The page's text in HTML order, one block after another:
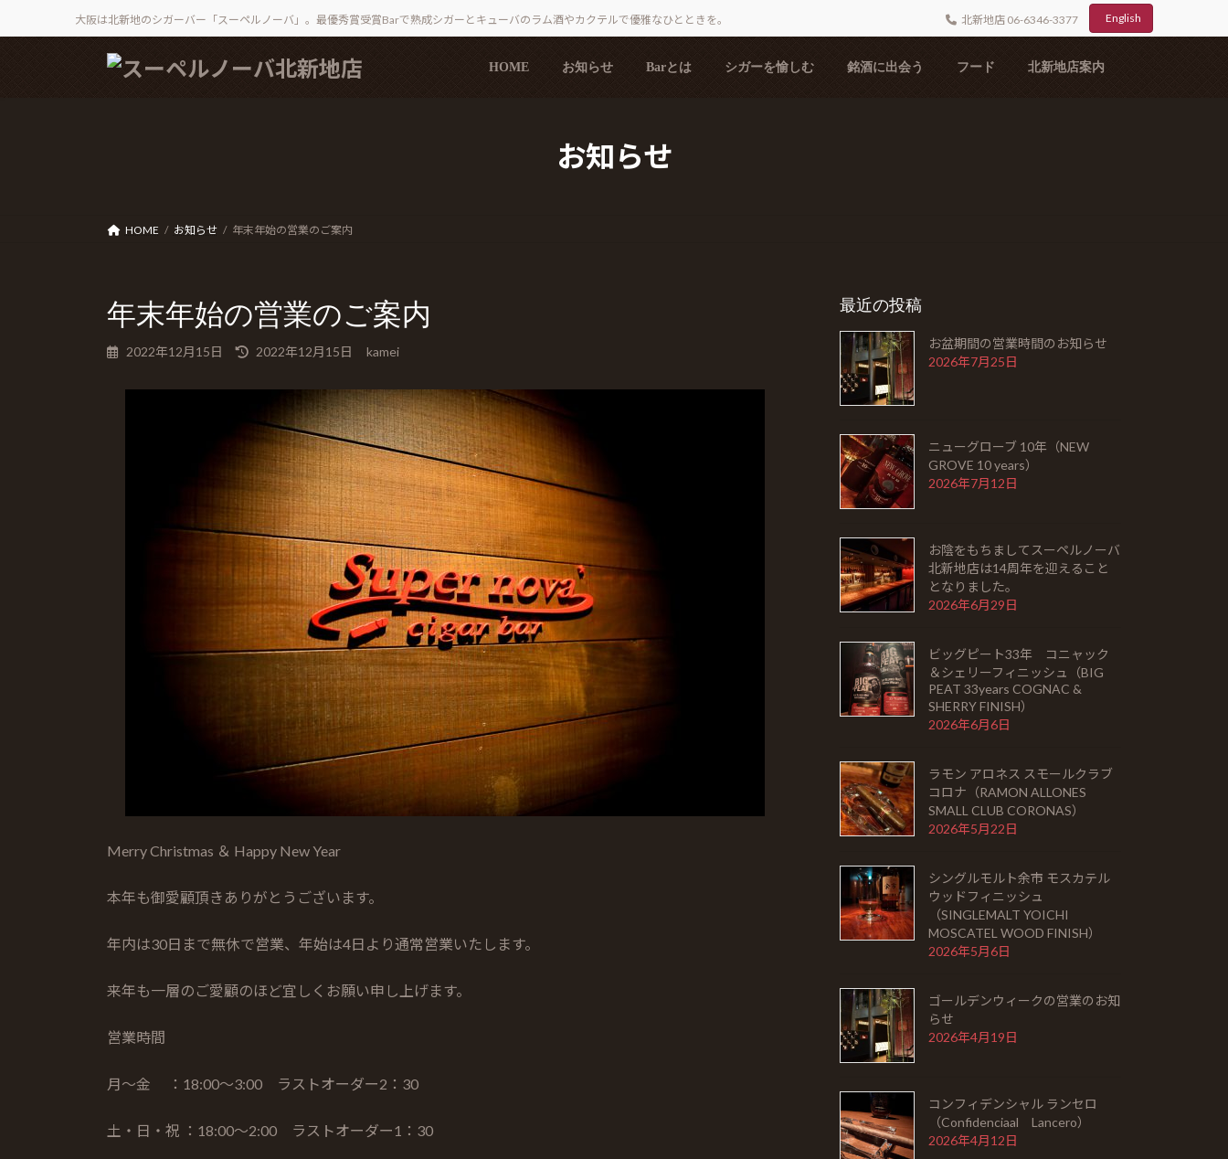
大阪は北新地のシガーバー「スーペルノーバ」。最優秀賞受賞Barで熟成シガーとキューバのラム酒やカクテルで優雅なひとときを。 北新地店 06-6346-3377 English
HOME お知らせ Barとは シガーを愉しむ 銘酒に出会う フード 北新地店案内
お知らせ
HOME お知らせ 年末年始の営業のご案内
年末年始の営業のご案内
2022年12月15日
最
更
日
時
2022年12月15日 kamei
Merry Christmas ＆ Happy New Year
本年も御愛顧頂きありがとうございます。
年内は30日まで無休で営業、年始は4日より通常営業いたします。
来年も一層のご愛顧のほど宜しくお願い申し上げます。
営業時間
月～金 ：18:00～3:00 ラストオーダー2：30
土・日・祝 ：18:00～2:00 ラストオーダー1：30
最近の投稿
お盆期間の営業時間のお知らせ
2026年7月25日
ニューグローブ 10年（NEW
GROVE 10 years）
2026年7月12日
お陰をもちましてスーペルノーバ
北新地店は14周年を迎えること
となりました。
2026年6月29日
ビッグピート33年 コニャック
＆シェリーフィニッシュ（BIG
PEAT 33years COGNAC &
SHERRY FINISH）
2026年6月6日
ラモン アロネス スモールクラブ
コロナ（RAMON ALLONES
SMALL CLUB CORONAS）
2026年5月22日
シングルモルト余市 モスカテル
ウッドフィニッシュ
（SINGLEMALT YOICHI
MOSCATEL WOOD FINISH）
2026年5月6日
ゴールデンウィークの営業のお知
らせ
2026年4月19日
コンフィデンシャル ランセロ
（Confidenciaal Lancero）
2026年4月12日